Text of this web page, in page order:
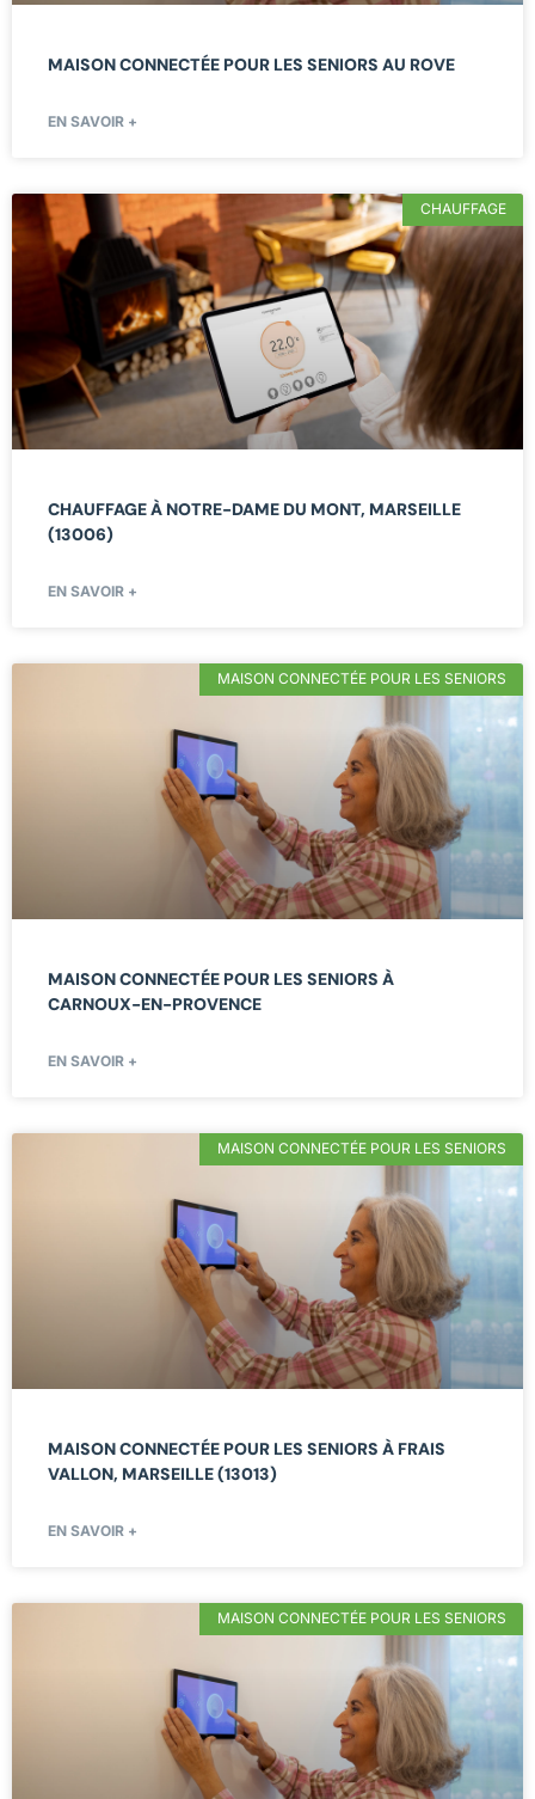
MAISON CONNECTÉE POUR LES SENIORS AU ROVE
EN SAVOIR +
CHAUFFAGE
CHAUFFAGE À NOTRE-DAME DU MONT, MARSEILLE
(13006)
EN SAVOIR +
MAISON CONNECTÉE POUR LES SENIORS
MAISON CONNECTÉE POUR LES SENIORS À
CARNOUX-EN-PROVENCE
EN SAVOIR +
MAISON CONNECTÉE POUR LES SENIORS
MAISON CONNECTÉE POUR LES SENIORS À FRAIS
VALLON, MARSEILLE (13013)
EN SAVOIR +
MAISON CONNECTÉE POUR LES SENIORS